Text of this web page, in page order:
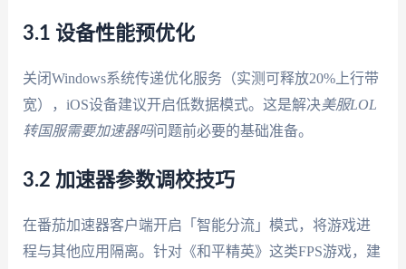
3.1 设备性能预优化
关闭Windows系统传递优化服务（实测可释放20%上行带
宽），iOS设备建议开启低数据模式。这是解决美服LOL
转国服需要加速器吗问题前必要的基础准备。
3.2 加速器参数调校技巧
在番茄加速器客户端开启「智能分流」模式，将游戏进
程与其他应用隔离。针对《和平精英》这类FPS游戏，建